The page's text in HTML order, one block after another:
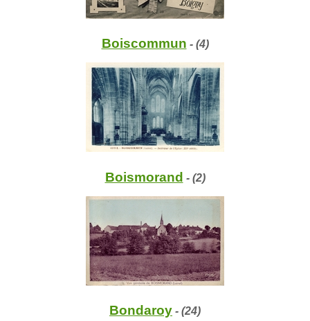
Boiscommun - (4)
Boismorand - (2)
Bondaroy - (24)